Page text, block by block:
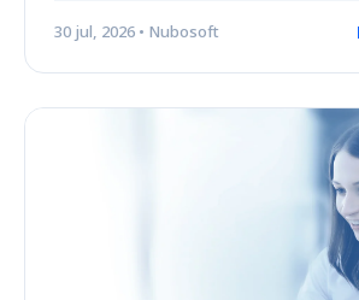
30 jul, 2026 • Nubosoft